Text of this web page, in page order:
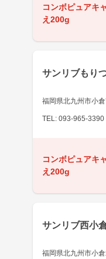
コンボピュアキ
え200g
サンリブもり
福岡県北九州市小
TEL: 093-965-3390
コンボピュアキ
え200g
サンリブ西小
福岡県北九州市小